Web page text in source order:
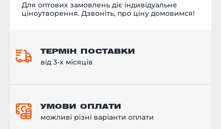
Для оптових замовлень діє індивідуальне
ціноутворення. Дзвоніть, про ціну домовимся!
ТЕРМІН ПОСТАВКИ
від 3-х місяців
УМОВИ ОПЛАТИ
можливі різні варіанти оплати